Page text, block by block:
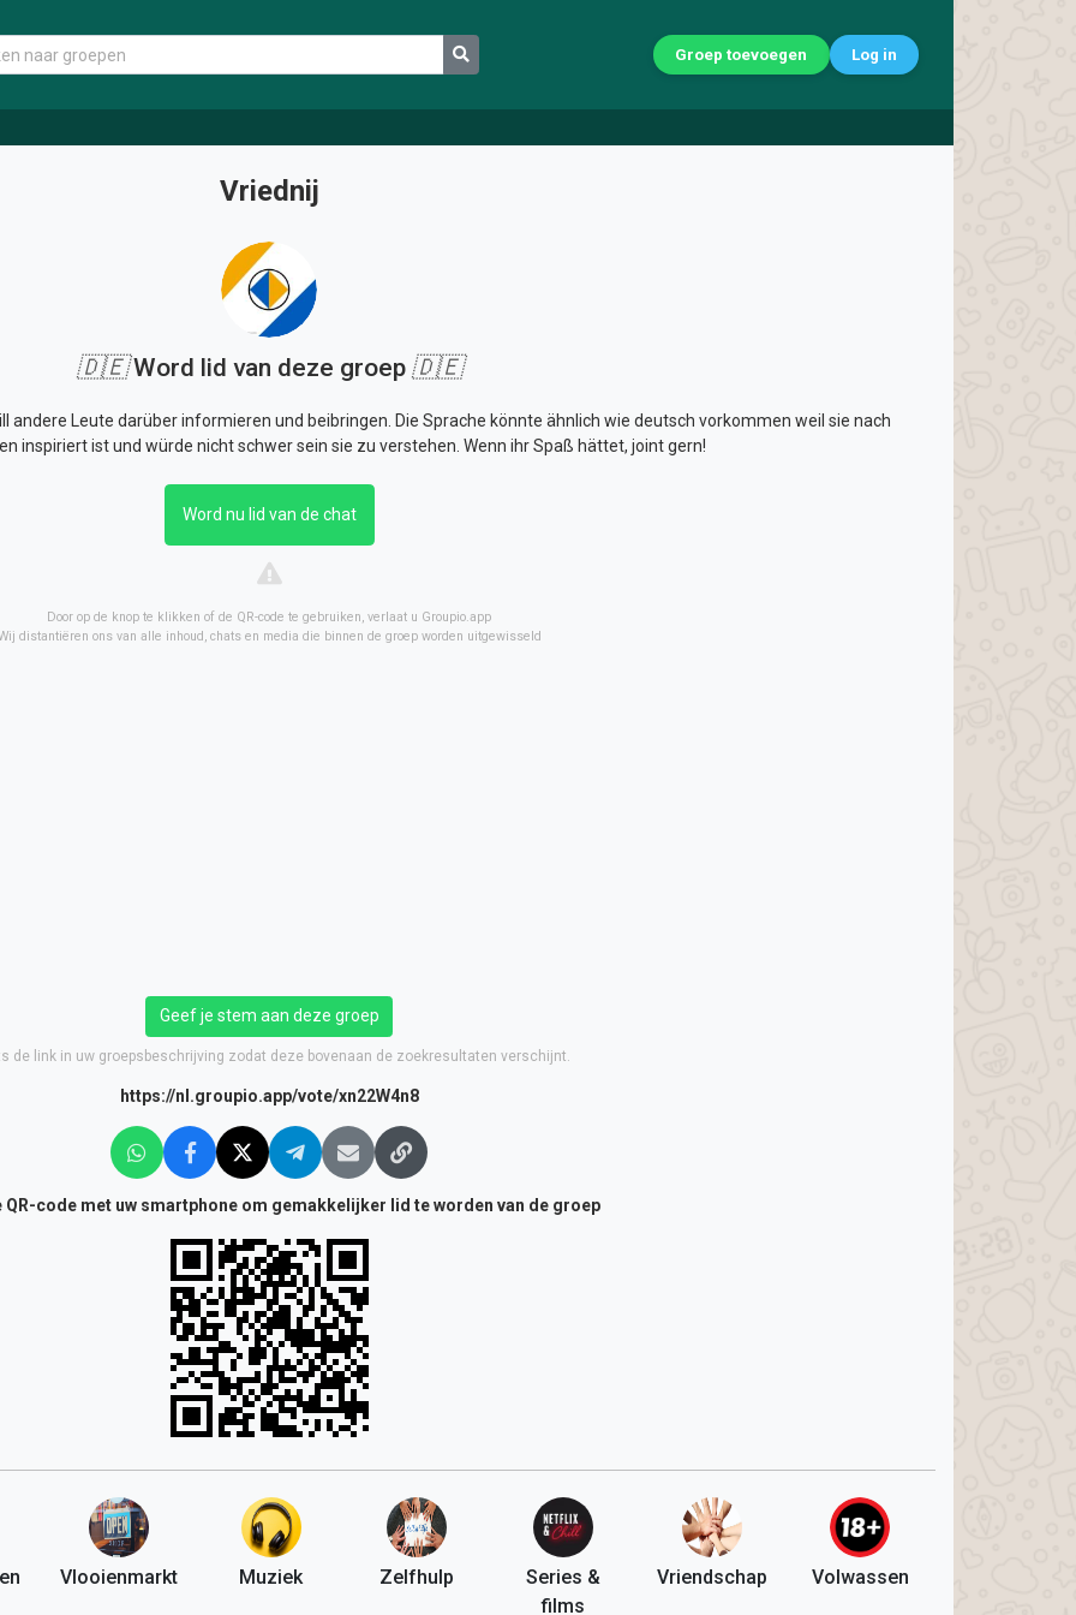
Groep toevoegen Log in
Vriednij
🇩🇪Word lid van deze groep 🇩🇪
andere Leute darüber informieren und beibringen. Die Sprache könnte ähnlich wie deutsch vorkommen weil sie nach
inspiriert ist und würde nicht schwer sein sie zu verstehen. Wenn ihr Spaß hättet, joint gern!
Word nu lid van de chat
Door op de knop te klikken of de QR-code te gebruiken, verlaat u Groupio.app
distantiëren ons van alle inhoud, chats en media die binnen de groep worden uitgewisseld
Geef je stem aan deze groep
de link in uw groepsbeschrijving zodat deze bovenaan de zoekresultaten verschijnt.
https://nl.groupio.app/vote/xn22W4n8
QR-code met uw smartphone om gemakkelijker lid te worden van de groep
Vlooienmarkt Muziek Zelfhulp
Series &
films
Vriendschap Volwassen